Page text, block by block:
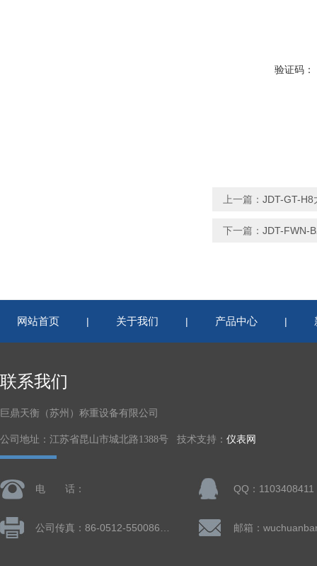
验证码：
上一篇： JDT-GT-H8
下一篇： JDT-FWN-
网站首页 | 关于我们 | 产品中心 |
联系我们
巨鼎天衡（苏州）称重设备有限公司
公司地址：江苏省昆山市城北路1388号 技术支持： 仪表网
电 话： QQ：1103408411